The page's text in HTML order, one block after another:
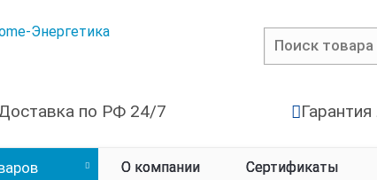
по РФ 24/7
О компании Сертификаты